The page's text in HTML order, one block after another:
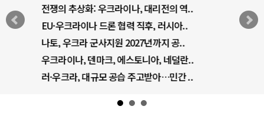
전쟁의 추상화: 우크라이나, 대리전의 역..
EU·우크라이나 드론 협력 직후, 러시아..
나토, 우크라 군사지원 2027년까지 공..
우크라이나, 덴마크, 에스토니아, 네덜란..
러·우크라, 대규모 공습 주고받아…민간 ..